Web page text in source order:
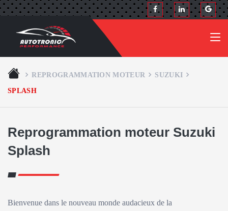
REPROGRAMMATION MOTEUR
SUZUKI
SPLASH
Reprogrammation moteur Suzuki
Splash
Bienvenue dans le nouveau monde audacieux de la